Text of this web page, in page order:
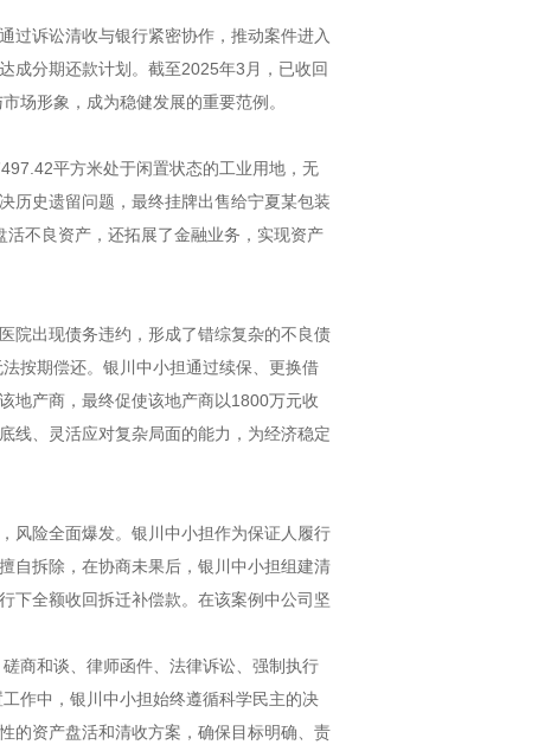
过诉讼清收与银行紧密协作，推动案件进入
成分期还款计划。截至2025年3月，已收回
场形象，成为稳健发展的重要范例。
平方米处于闲置状态的工业用地，无
历史遗留问题，最终挂牌出售给宁夏某包装
不良资产，还拓展了金融业务，实现资产
院出现债务违约，形成了错综复杂的不良债
按期偿还。银川中小担通过续保、更换借
地产商，最终促使该地产商以1800万元收
线、灵活应对复杂局面的能力，为经济稳定
风险全面爆发。银川中小担作为保证人履行
自拆除，在协商未果后，银川中小担组建清
下全额收回拆迁补偿款。在该案例中公司坚
商和谈、律师函件、法律诉讼、强制执行
作中，银川中小担始终遵循科学民主的决
的资产盘活和清收方案，确保目标明确、责